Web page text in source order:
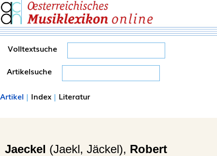
Volltextsuche
Artikelsuche
Artikel | Index | Literatur
Jaeckel (Jaekl, Jäckel), Robert